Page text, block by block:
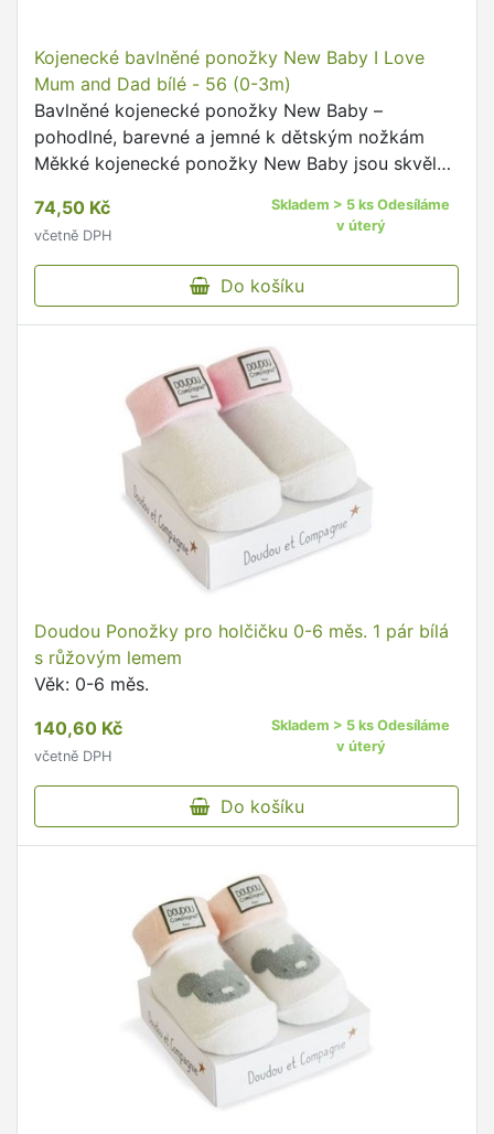
Kojenecké bavlněné ponožky New Baby I Love
Mum and Dad bílé - 56 (0-3m)
Bavlněné kojenecké ponožky New Baby –
pohodlné, barevné a jemné k dětským nožkám
Měkké kojenecké ponožky New Baby jsou skvělou
74,50 Kč
včetně DPH
Skladem > 5 ks Odesíláme
v úterý
Do košíku
Doudou Ponožky pro holčičku 0-6 měs. 1 pár bílá
s růžovým lemem
Věk: 0-6 měs.
140,60 Kč
včetně DPH
Skladem > 5 ks Odesíláme
v úterý
Do košíku